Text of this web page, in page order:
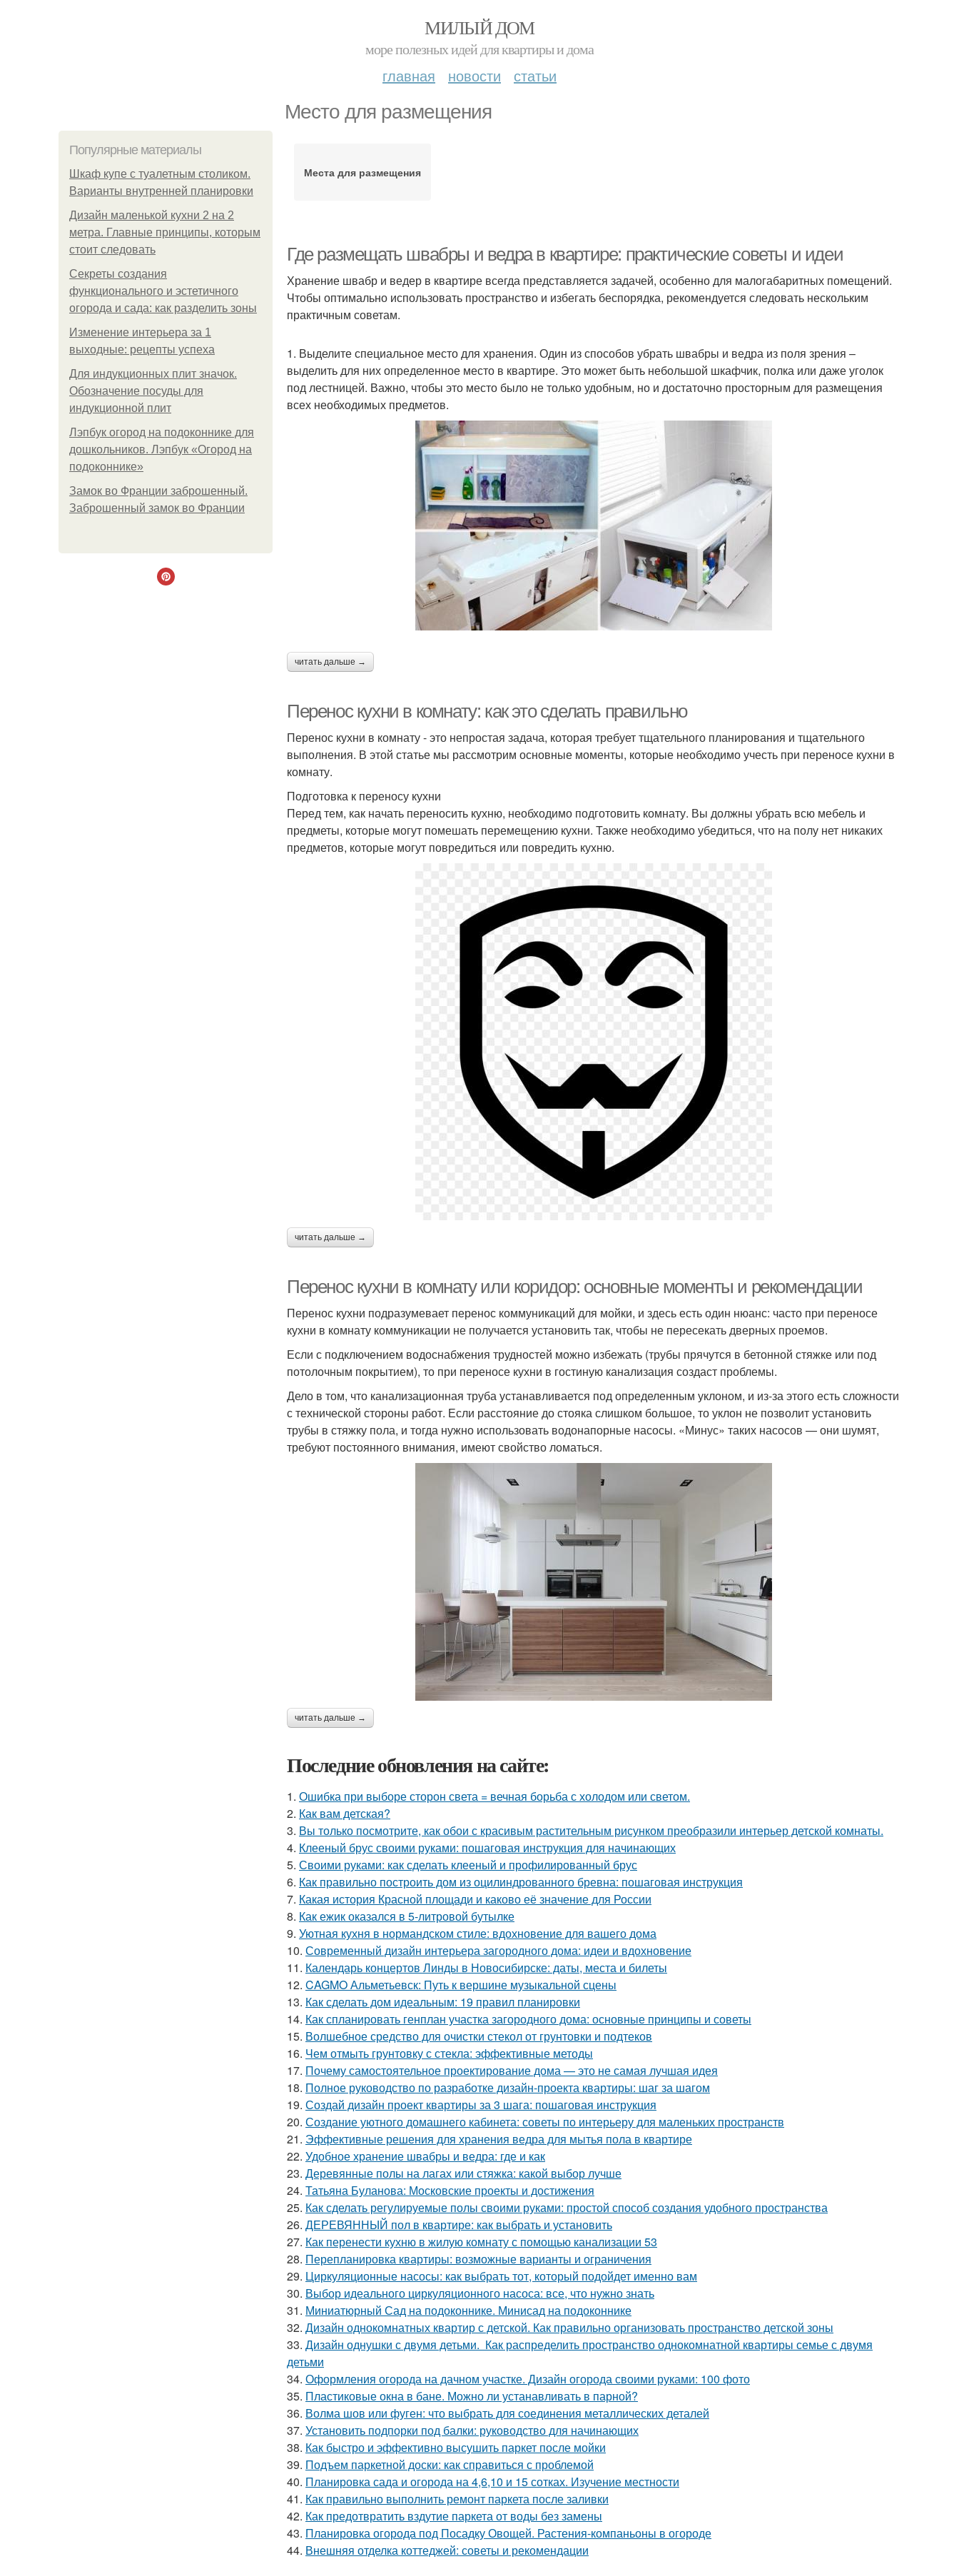
МИЛЫЙ ДОМ
море полезных идей для квартиры и дома
главная новости статьи
Место для размещения
Популярные материалы
Шкаф купе с туалетным столиком.
Варианты внутренней планировки
Дизайн маленькой кухни 2 на 2
метра. Главные принципы, которым
стоит следовать
Секреты создания
функционального и эстетичного
огорода и сада: как разделить зоны
Изменение интерьера за 1
выходные: рецепты успеха
Для индукционных плит значок.
Обозначение посуды для
индукционной плит
Лэпбук огород на подоконнике для
дошкольников. Лэпбук «Огород на
подоконнике»
Замок во Франции заброшенный.
Заброшенный замок во Франции
Места для размещения
Где размещать швабры и ведра в квартире: практические советы и идеи
Хранение швабр и ведер в квартире всегда представляется задачей, особенно для малогабаритных помещений.
Чтобы оптимально использовать пространство и избегать беспорядка, рекомендуется следовать нескольким
практичным советам.
1. Выделите специальное место для хранения. Один из способов убрать швабры и ведра из поля зрения –
выделить для них определенное место в квартире. Это может быть небольшой шкафчик, полка или даже уголок
под лестницей. Важно, чтобы это место было не только удобным, но и достаточно просторным для размещения
всех необходимых предметов.
читать дальше →
Перенос кухни в комнату: как это сделать правильно
Перенос кухни в комнату - это непростая задача, которая требует тщательного планирования и тщательного
выполнения. В этой статье мы рассмотрим основные моменты, которые необходимо учесть при переносе кухни в
комнату.
Подготовка к переносу кухни
Перед тем, как начать переносить кухню, необходимо подготовить комнату. Вы должны убрать всю мебель и
предметы, которые могут помешать перемещению кухни. Также необходимо убедиться, что на полу нет никаких
предметов, которые могут повредиться или повредить кухню.
читать дальше →
Перенос кухни в комнату или коридор: основные моменты и рекомендации
Перенос кухни подразумевает перенос коммуникаций для мойки, и здесь есть один нюанс: часто при переносе
кухни в комнату коммуникации не получается установить так, чтобы не пересекать дверных проемов.
Если с подключением водоснабжения трудностей можно избежать (трубы прячутся в бетонной стяжке или под
потолочным покрытием), то при переносе кухни в гостиную канализация создаст проблемы.
Дело в том, что канализационная труба устанавливается под определенным уклоном, и из-за этого есть сложности
с технической стороны работ. Если расстояние до стояка слишком большое, то уклон не позволит установить
трубы в стяжку пола, и тогда нужно использовать водонапорные насосы. «Минус» таких насосов — они шумят,
требуют постоянного внимания, имеют свойство ломаться.
читать дальше →
Последние обновления на сайте:
1. Ошибка при выборе сторон света = вечная борьба с холодом или светом.
2. Как вам детская?
3. Вы только посмотрите, как обои с красивым растительным рисунком преобразили интерьер детской комнаты.
4. Клееный брус своими руками: пошаговая инструкция для начинающих
5. Своими руками: как сделать клееный и профилированный брус
6. Как правильно построить дом из оцилиндрованного бревна: пошаговая инструкция
7. Какая история Красной площади и каково её значение для России
8. Как ежик оказался в 5-литровой бутылке
9. Уютная кухня в нормандском стиле: вдохновение для вашего дома
10. Современный дизайн интерьера загородного дома: идеи и вдохновение
11. Календарь концертов Линды в Новосибирске: даты, места и билеты
12. CAGMO Альметьевск: Путь к вершине музыкальной сцены
13. Как сделать дом идеальным: 19 правил планировки
14. Как спланировать генплан участка загородного дома: основные принципы и советы
15. Волшебное средство для очистки стекол от грунтовки и подтеков
16. Чем отмыть грунтовку с стекла: эффективные методы
17. Почему самостоятельное проектирование дома — это не самая лучшая идея
18. Полное руководство по разработке дизайн-проекта квартиры: шаг за шагом
19. Создай дизайн проект квартиры за 3 шага: пошаговая инструкция
20. Создание уютного домашнего кабинета: советы по интерьеру для маленьких пространств
21. Эффективные решения для хранения ведра для мытья пола в квартире
22. Удобное хранение швабры и ведра: где и как
23. Деревянные полы на лагах или стяжка: какой выбор лучше
24. Татьяна Буланова: Московские проекты и достижения
25. Как сделать регулируемые полы своими руками: простой способ создания удобного пространства
26. ДЕРЕВЯННЫЙ пол в квартире: как выбрать и установить
27. Как перенести кухню в жилую комнату с помощью канализации 53
28. Перепланировка квартиры: возможные варианты и ограничения
29. Циркуляционные насосы: как выбрать тот, который подойдет именно вам
30. Выбор идеального циркуляционного насоса: все, что нужно знать
31. Миниатюрный Сад на подоконнике. Минисад на подоконнике
32. Дизайн однокомнатных квартир с детской. Как правильно организовать пространство детской зоны
33. Дизайн однушки с двумя детьми. Как распределить пространство однокомнатной квартиры семье с двумя
детьми
34. Оформления огорода на дачном участке. Дизайн огорода своими руками: 100 фото
35. Пластиковые окна в бане. Можно ли устанавливать в парной?
36. Волма шов или фуген: что выбрать для соединения металлических деталей
37. Установить подпорки под балки: руководство для начинающих
38. Как быстро и эффективно высушить паркет после мойки
39. Подъем паркетной доски: как справиться с проблемой
40. Планировка сада и огорода на 4,6,10 и 15 сотках. Изучение местности
41. Как правильно выполнить ремонт паркета после заливки
42. Как предотвратить вздутие паркета от воды без замены
43. Планировка огорода под Посадку Овощей. Растения-компаньоны в огороде
44. Внешняя отделка коттеджей: советы и рекомендации